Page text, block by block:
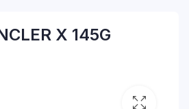
X 145G